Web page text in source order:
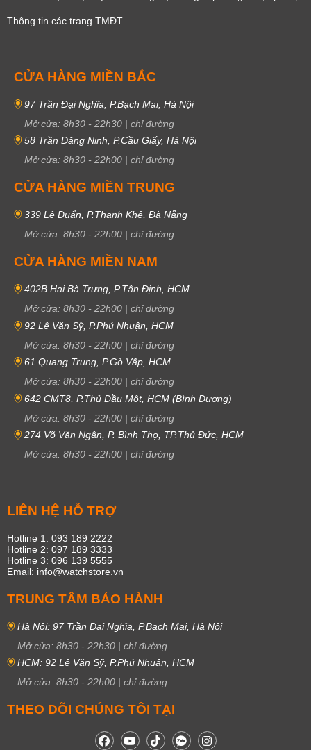
Thông tin các trang TMĐT
CỬA HÀNG MIỀN BẮC
97 Trần Đại Nghĩa, P.Bạch Mai, Hà Nội
Mở cửa: 8h30 - 22h30 | chỉ đường
58 Trần Đăng Ninh, P.Cầu Giấy, Hà Nội
Mở cửa: 8h30 - 22h00 | chỉ đường
CỬA HÀNG MIỀN TRUNG
339 Lê Duẩn, P.Thanh Khê, Đà Nẵng
Mở cửa: 8h30 - 22h00 | chỉ đường
CỬA HÀNG MIỀN NAM
402B Hai Bà Trưng, P.Tân Định, HCM
Mở cửa: 8h30 - 22h00 | chỉ đường
92 Lê Văn Sỹ, P.Phú Nhuận, HCM
Mở cửa: 8h30 - 22h00 | chỉ đường
61 Quang Trung, P.Gò Vấp, HCM
Mở cửa: 8h30 - 22h00 | chỉ đường
642 CMT8, P.Thủ Dầu Một, HCM (Bình Dương)
Mở cửa: 8h30 - 22h00 | chỉ đường
274 Võ Văn Ngân, P. Bình Thọ, TP.Thủ Đức, HCM
Mở cửa: 8h30 - 22h00 | chỉ đường
LIÊN HỆ HỖ TRỢ
Hotline 1: 093 189 2222
Hotline 2: 097 189 3333
Hotline 3: 096 139 5555
Email: info@watchstore.vn
TRUNG TÂM BẢO HÀNH
Hà Nội: 97 Trần Đại Nghĩa, P.Bạch Mai, Hà Nội
Mở cửa: 8h30 - 22h30 | chỉ đường
HCM: 92 Lê Văn Sỹ, P.Phú Nhuận, HCM
Mở cửa: 8h30 - 22h00 | chỉ đường
THEO DÕI CHÚNG TÔI TẠI